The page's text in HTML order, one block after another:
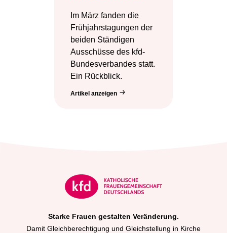
Im März fanden die
Frühjahrstagungen der
beiden Ständigen
Ausschüsse des kfd-
Bundesverbandes statt.
Ein Rückblick.
Artikel anzeigen
Starke Frauen gestalten Veränderung.
Damit Gleichberechtigung und Gleichstellung in Kirche